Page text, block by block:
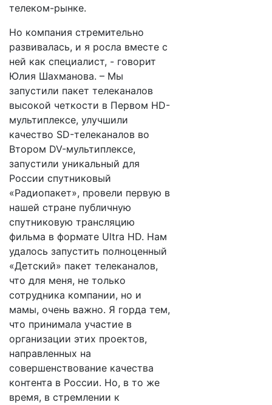
телеком-рынке.
Но компания стремительно
развивалась, и я росла вместе с
ней как специалист, - говорит
Юлия Шахманова. – Мы
запустили пакет телеканалов
высокой четкости в Первом HD-
мультиплексе, улучшили
качество SD-телеканалов во
Втором DV-мультиплексе,
запустили уникальный для
России спутниковый
«Радиопакет», провели первую в
нашей стране публичную
спутниковую трансляцию
фильма в формате Ultra HD. Нам
удалось запустить полноценный
«Детский» пакет телеканалов,
что для меня, не только
сотрудника компании, но и
мамы, очень важно. Я горда тем,
что принимала участие в
организации этих проектов,
направленных на
совершенствование качества
контента в России. Но, в то же
время, в стремлении к